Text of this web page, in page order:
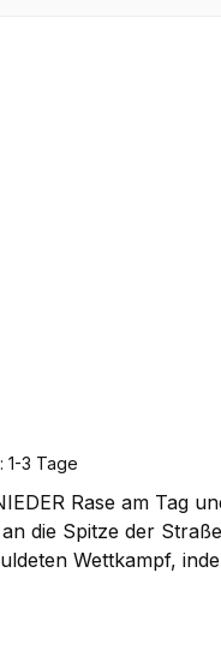
1-3 Tage
Rase am Tag
die Spitze der
Wettkampf,